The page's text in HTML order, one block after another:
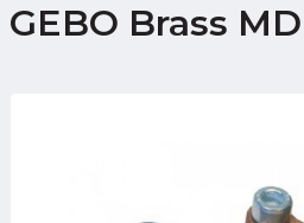
GEBO Brass